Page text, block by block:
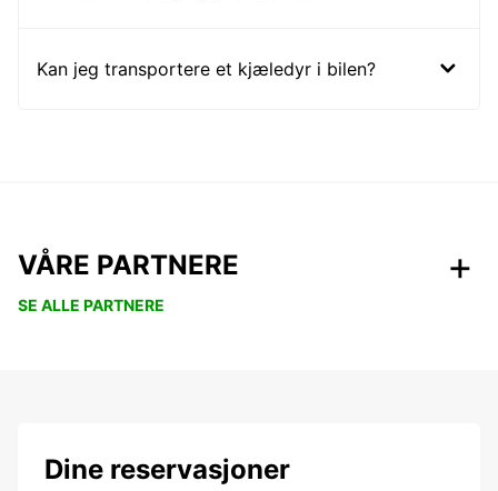
Kan jeg transportere et kjæledyr i bilen?
VÅRE PARTNERE
SE ALLE PARTNERE
Dine reservasjoner